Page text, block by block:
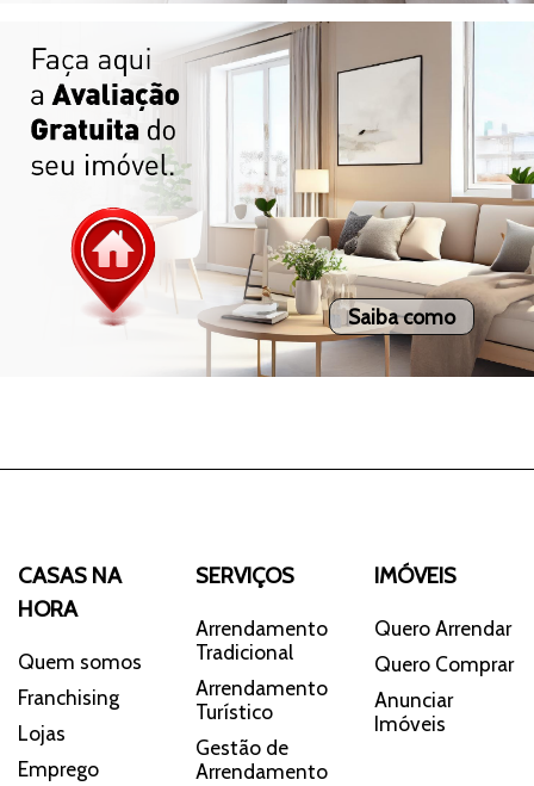
Saiba como
CASAS NA
HORA
Quem somos
Franchising
Lojas
Emprego
SERVIÇOS
Arrendamento
Tradicional
Arrendamento
Turístico
Gestão de
Arrendamento
IMÓVEIS
Quero Arrendar
Quero Comprar
Anunciar
Imóveis